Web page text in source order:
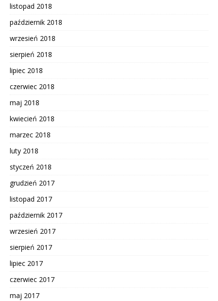
listopad 2018
październik 2018
wrzesień 2018
sierpień 2018
lipiec 2018
czerwiec 2018
maj 2018
kwiecień 2018
marzec 2018
luty 2018
styczeń 2018
grudzień 2017
listopad 2017
październik 2017
wrzesień 2017
sierpień 2017
lipiec 2017
czerwiec 2017
maj 2017